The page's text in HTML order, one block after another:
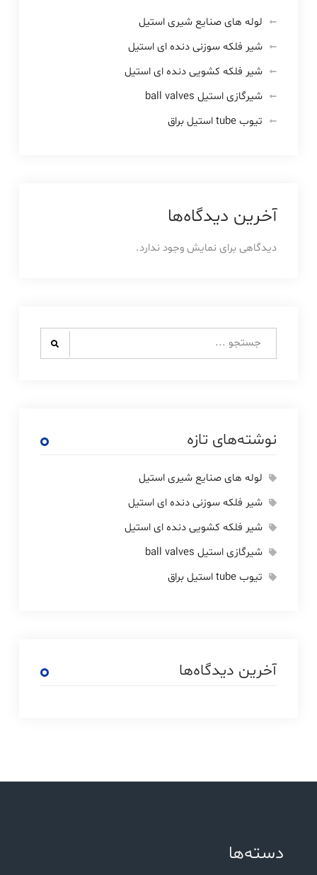
لوله های صنایع شیری استیل
شیر فلکه سوزنی دنده ای استیل
شیر فلکه کشویی دنده ای استیل
شیرگازی استیل ball valves
تیوب tube استیل براق
آخرین دیدگاه‌ها
دیدگاهی برای نمایش وجود ندارد.
نوشته‌های تازه
لوله های صنایع شیری استیل
شیر فلکه سوزنی دنده ای استیل
شیر فلکه کشویی دنده ای استیل
شیرگازی استیل ball valves
تیوب tube استیل براق
آخرین دیدگاه‌ها
دسته‌ها